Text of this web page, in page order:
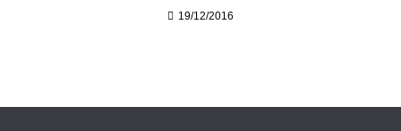
19/12/2016